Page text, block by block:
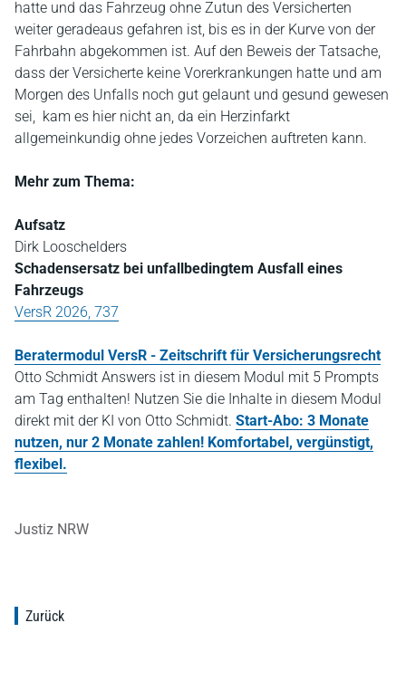
hatte und das Fahrzeug ohne Zutun des Versicherten
weiter geradeaus gefahren ist, bis es in der Kurve von der
Fahrbahn abgekommen ist. Auf den Beweis der Tatsache,
dass der Versicherte keine Vorerkrankungen hatte und am
Morgen des Unfalls noch gut gelaunt und gesund gewesen
sei, kam es hier nicht an, da ein Herzinfarkt
allgemeinkundig ohne jedes Vorzeichen auftreten kann.
Mehr zum Thema:
Aufsatz
Dirk Looschelders
Schadensersatz bei unfallbedingtem Ausfall eines
Fahrzeugs
VersR 2026, 737
Beratermodul VersR - Zeitschrift für Versicherungsrecht
Otto Schmidt Answers ist in diesem Modul mit 5 Prompts
am Tag enthalten! Nutzen Sie die Inhalte in diesem Modul
direkt mit der KI von Otto Schmidt. Start-Abo: 3 Monate
nutzen, nur 2 Monate zahlen! Komfortabel, vergünstigt,
flexibel.
Justiz NRW
Zurück